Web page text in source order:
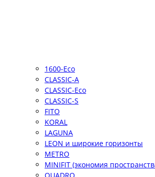
1600-Eco
CLASSIC-A
CLASSIC-Eco
CLASSIC-S
FITO
KORAL
LAGUNA
LEON и широкие горизонты
METRO
MINIFIT (экономия